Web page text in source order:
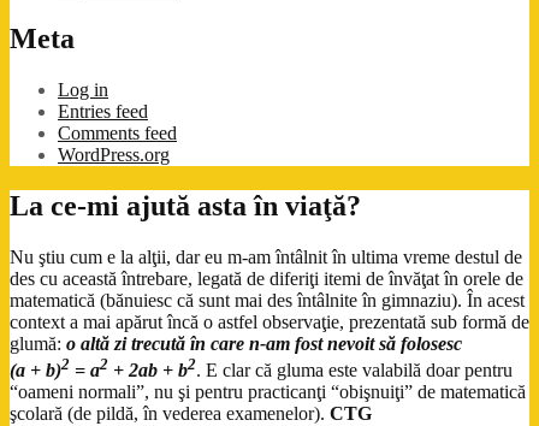
Meta
Log in
Entries feed
Comments feed
WordPress.org
La ce-mi ajută asta în viaţă?
Nu ştiu cum e la alţii, dar eu m-am întâlnit în ultima vreme destul de
des cu această întrebare, legată de diferiţi itemi de învăţat în orele de
matematică (bănuiesc că sunt mai des întâlnite în gimnaziu). În acest
context a mai apărut încă o astfel observaţie, prezentată sub formă de
glumă: o altă zi trecută în care n-am fost nevoit să folosesc
(a + b)2 = a2 + 2ab + b2. E clar că gluma este valabilă doar pentru
“oameni normali”, nu şi pentru practicanţi “obişnuiţi” de matematică
şcolară (de pildă, în vederea examenelor). CTG